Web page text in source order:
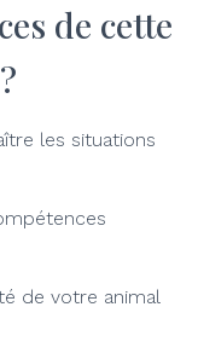
de cette
les situations
de votre animal